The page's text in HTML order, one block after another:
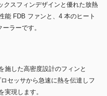
クスフィンデザインと優れた放熱
能 FDB ファンと、4 本のヒート
ラーです。
施した高密度設計のフィンと
セッサから急速に熱を伝達しフ
実現します。